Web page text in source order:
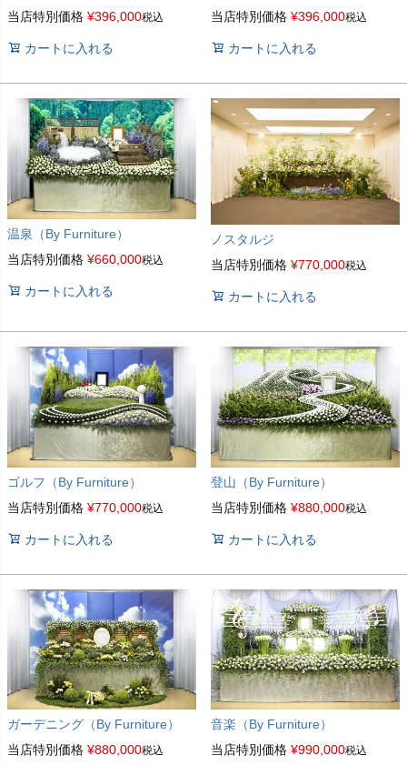
当店特別価格 ¥396,000税込
カートに入れる
当店特別価格 ¥396,000税込
カートに入れる
温泉（By Furniture）
当店特別価格 ¥660,000税込
カートに入れる
ノスタルジ
当店特別価格 ¥770,000税込
カートに入れる
ゴルフ（By Furniture）
当店特別価格 ¥770,000税込
カートに入れる
登山（By Furniture）
当店特別価格 ¥880,000税込
カートに入れる
ガーデニング（By Furniture）
当店特別価格 ¥880,000税込
音楽（By Furniture）
当店特別価格 ¥990,000税込